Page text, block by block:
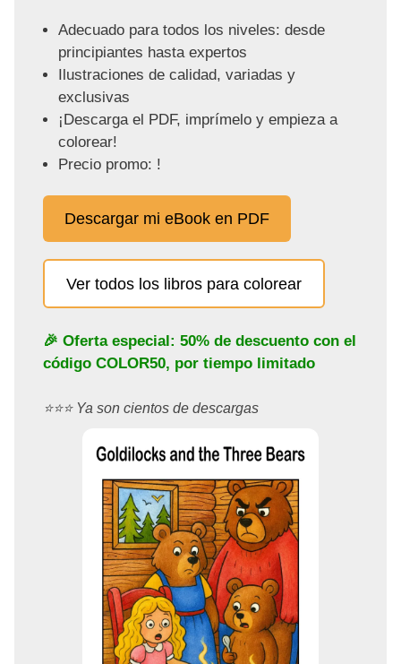
Adecuado para todos los niveles: desde
principiantes hasta expertos
Ilustraciones de calidad, variadas y
exclusivas
¡Descarga el PDF, imprímelo y empieza a
colorear!
Precio promo: !
Descargar mi eBook en PDF
Ver todos los libros para colorear
🎉 Oferta especial: 50% de descuento con el
código COLOR50, por tiempo limitado
⭐️⭐️⭐️ Ya son cientos de descargas